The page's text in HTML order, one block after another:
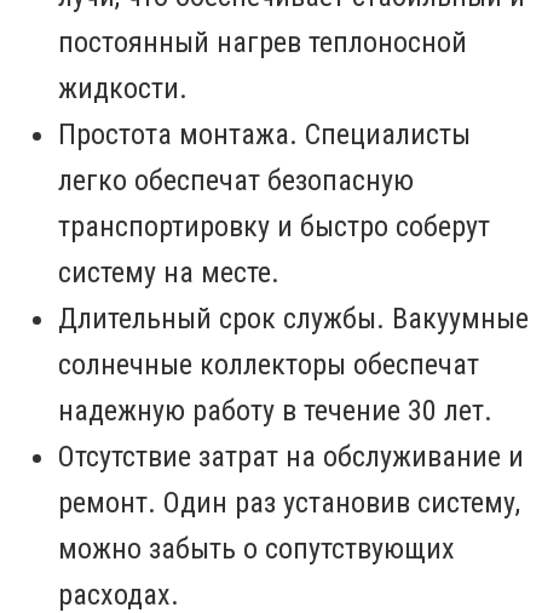
постоянный нагрев теплоносной
жидкости.
Простота монтажа. Специалисты
легко обеспечат безопасную
транспортировку и быстро соберут
систему на месте.
Длительный срок службы. Вакуумные
солнечные коллекторы обеспечат
надежную работу в течение 30 лет.
Отсутствие затрат на обслуживание и
ремонт. Один раз установив систему,
можно забыть о сопутствующих
расходах.